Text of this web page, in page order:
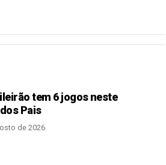
tem 6 jogos neste
Pais
de 2026